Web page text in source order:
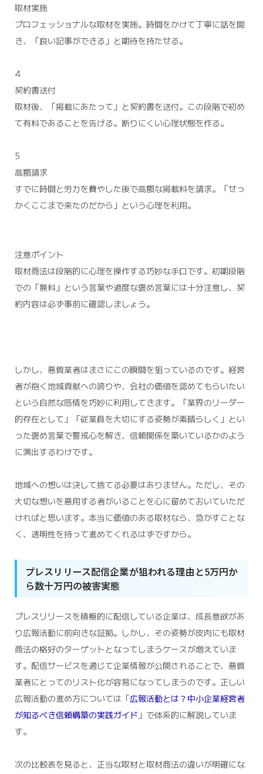
取材実施
プロフェッショナルな取材を実施。時間をかけて丁寧に話を聞
き、「良い記事ができる」と期待を持たせる。
4
契約書送付
取材後、「掲載にあたって」と契約書を送付。この段階で初め
て有料であることを告げる。断りにくい心理状態を作る。
5
高額請求
すでに時間と労力を費やした後で高額な掲載料を請求。「せっ
かくここまで来たのだから」という心理を利用。
注意ポイント
取材商法は段階的に心理を操作する巧妙な手口です。初期段階
での「無料」という言葉や過度な褒め言葉には十分注意し、契
約内容は必ず事前に確認しましょう。
しかし、悪質業者はまさにこの瞬間を狙っているのです。経営
者が抱く地域貢献への誇りや、会社の価値を認めてもらいたい
という自然な感情を巧妙に利用してきます。「業界のリーダー
的存在として」「従業員を大切にする姿勢が素晴らしく」とい
った褒め言葉で警戒心を解き、信頼関係を築いているかのよう
に演出するわけです。
地域への想いは決して捨てる必要はありません。ただし、その
大切な想いを悪用する者がいることを心に留めておいていただ
ければと思います。本当に価値のある取材なら、急かすことな
く、透明性を持って進めてくれるはずですから。
プレスリリース配信企業が狙われる理由と5万円か
ら数十万円の被害実態
プレスリリースを積極的に配信している企業は、成長意欲があ
り広報活動に前向きな証拠。しかし、その姿勢が皮肉にも取材
商法の格好のターゲットとなってしまうケースが増えていま
す。配信サービスを通じて企業情報が公開されることで、悪質
業者にとってのリスト化が容易になってしまうのです。正しい
広報活動の進め方については「広報活動とは？中小企業経営者
が知るべき信頼構築の実践ガイド 」で体系的に解説していま
す。
次の比較表を見ると、正当な取材と取材商法の違いが明確にな